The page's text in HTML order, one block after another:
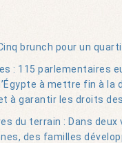
brunch pour un
: 115 parlementaires
à mettre fin à la
à garantir les droits des
du terrain : Dans deux
des familles